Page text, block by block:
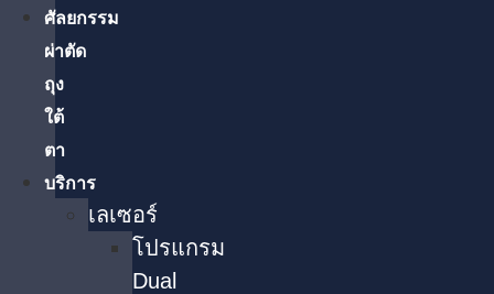
ศัลยกรรม
ผ่าตัด
ถุง
ใต้
ตา
บริการ
เลเซอร์
โปรแกรม
Dual